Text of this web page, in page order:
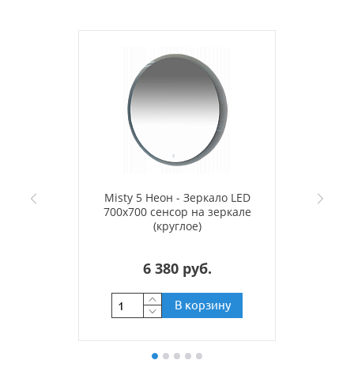
Misty 5 Неон - Зеркало LED
700х700 сенсор на зеркале
(круглое)
6 380 руб.
В корзину